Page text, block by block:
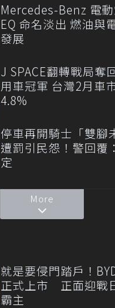
Mercedes-Benz 電
EQ 命名淡出 燃油與
發展
J SPACE翻轉戰局奪
用車冠軍 台灣2月車
4.8%
停車再開騎士「雙腳
遭罰引民怨！警回覆
定
More
就是要侵門踏戶！
正式上市 正面迎戰
霸主